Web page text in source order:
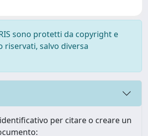
sono protetti da copyright e
salvo diversa
per citare o creare un